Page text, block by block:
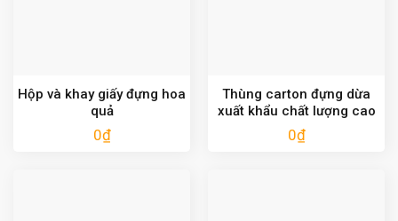
Hộp và khay giấy đựng hoa
quả
0₫
Thùng carton đựng dừa
xuất khẩu chất lượng cao
0₫